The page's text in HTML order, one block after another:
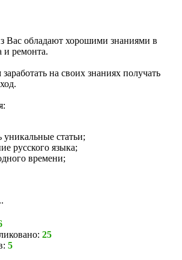
Вас обладают хорошими знаниями в
и ремонта.
на своих знаниях получать
уникальные статьи;
русского языка;
времени;
25
5